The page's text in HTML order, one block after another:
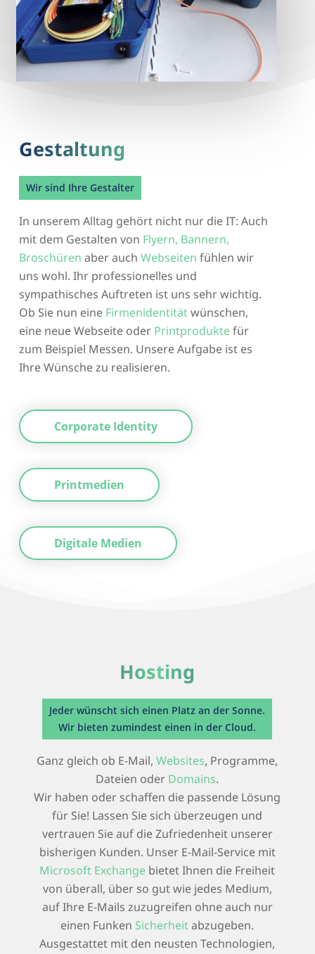
Gestaltung
Wir sind Ihre Gestalter
In unserem Alltag gehört nicht nur die IT: Auch
mit dem Gestalten von Flyern, Bannern,
Broschüren aber auch Webseiten fühlen wir
uns wohl. Ihr professionelles und
sympathisches Auftreten ist uns sehr wichtig.
Ob Sie nun eine Firmenidentitätwünschen,
eine neue Webseite oder Printproduktefür
zum Beispiel Messen. Unsere Aufgabe ist es
Ihre Wünsche zu realisieren.
Corporate Identity
Printmedien
Digitale Medien
Hosting
Jeder wünscht sich einen Platz an der Sonne.
Wir bieten zumindest einen in der Cloud.
Ganz gleich ob E-Mail,Websites, Programme,
Dateien oder Domains.
Wir haben oder schaffen die passende Lösung
für Sie! Lassen Sie sich überzeugen und
vertrauen Sie auf die Zufriedenheit unserer
bisherigen Kunden. Unser E-Mail-Service mit
Microsoft Exchange bietet Ihnen die Freiheit
von überall, über so gut wie jedes Medium,
auf Ihre E-Mails zuzugreifen ohne auch nur
einen Funken Sicherheitabzugeben.
Ausgestattet mit den neusten Technologien,